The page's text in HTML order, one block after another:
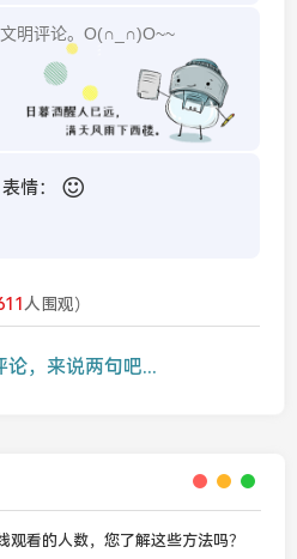
表情：
人围观）
论，来说两句吧...
观看的人数，您了解这些方法吗？